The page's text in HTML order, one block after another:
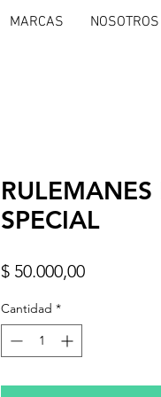
MARCAS NOSOTROS
SPECIAL
$ 50.000,00Precio
Cantidad *